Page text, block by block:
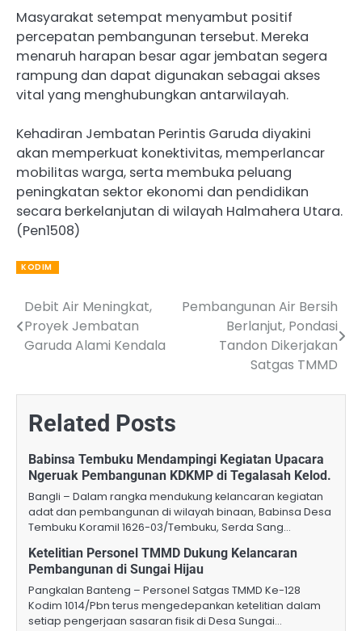
Masyarakat setempat menyambut positif
percepatan pembangunan tersebut. Mereka
menaruh harapan besar agar jembatan segera
rampung dan dapat digunakan sebagai akses
vital yang menghubungkan antarwilayah.
Kehadiran Jembatan Perintis Garuda diyakini
akan memperkuat konektivitas, memperlancar
mobilitas warga, serta membuka peluang
peningkatan sektor ekonomi dan pendidikan
secara berkelanjutan di wilayah Halmahera Utara.
(Pen1508)
KODIM
Post
navigation
Debit Air Meningkat,
Proyek Jembatan
Garuda Alami Kendala
Pembangunan Air Bersih
Berlanjut, Pondasi
Tandon Dikerjakan
Satgas TMMD
Related Posts
Babinsa Tembuku Mendampingi Kegiatan Upacara
Ngeruak Pembangunan KDKMP di Tegalasah Kelod.
Bangli – Dalam rangka mendukung kelancaran kegiatan
adat dan pembangunan di wilayah binaan, Babinsa Desa
Tembuku Koramil 1626-03/Tembuku, Serda Sang…
Ketelitian Personel TMMD Dukung Kelancaran
Pembangunan di Sungai Hijau
Pangkalan Banteng – Personel Satgas TMMD Ke-128
Kodim 1014/Pbn terus mengedepankan ketelitian dalam
setiap pengerjaan sasaran fisik di Desa Sungai…